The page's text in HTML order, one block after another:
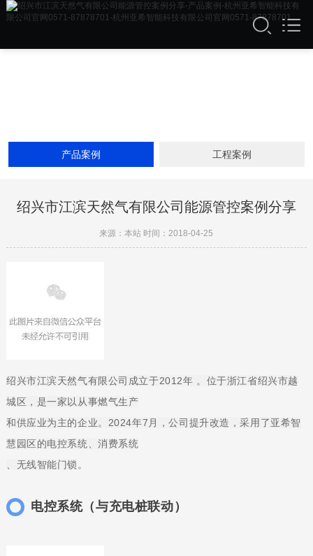
产品案例 工程案例
绍兴市江滨天然气有限公司能源管控案例分享
来源：本站 时间：2018-04-25
绍兴市江滨天然气有限公司成立于2012年 。 位于浙江省绍兴市越
城区，是一家以从事燃气生产
和供应业为主的企业。 2024年7月，公司提升改造，采用了亚希智
慧园区的电控系统、消费系统
、无线智能门锁 。
电控系统（与充电桩联动）